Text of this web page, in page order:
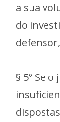
a sua
do
§ 5º Se